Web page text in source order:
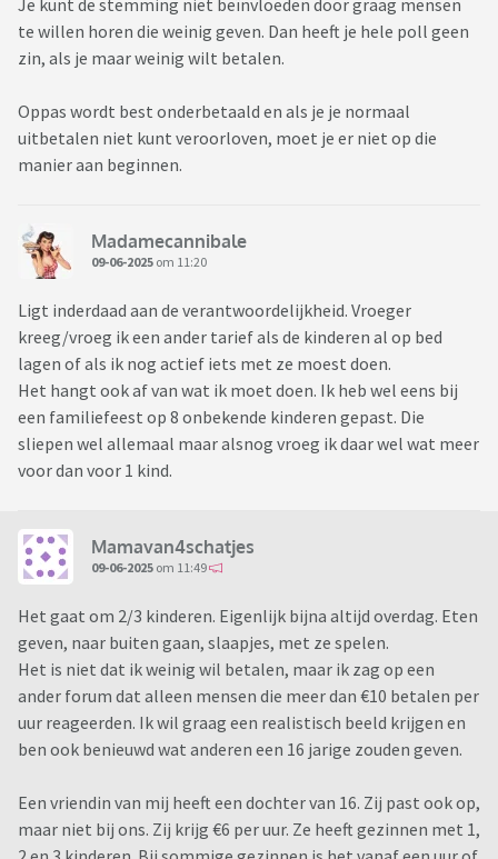
Je kunt de stemming niet beïnvloeden door graag mensen
te willen horen die weinig geven. Dan heeft je hele poll geen
zin, als je maar weinig wilt betalen.
Oppas wordt best onderbetaald en als je je normaal
uitbetalen niet kunt veroorloven, moet je er niet op die
manier aan beginnen.
Madamecannibale
09-06-2025 om 11:20
Ligt inderdaad aan de verantwoordelijkheid. Vroeger
kreeg/vroeg ik een ander tarief als de kinderen al op bed
lagen of als ik nog actief iets met ze moest doen.
Het hangt ook af van wat ik moet doen. Ik heb wel eens bij
een familiefeest op 8 onbekende kinderen gepast. Die
sliepen wel allemaal maar alsnog vroeg ik daar wel wat meer
voor dan voor 1 kind.
Mamavan4schatjes
09-06-2025 om 11:49
Het gaat om 2/3 kinderen. Eigenlijk bijna altijd overdag. Eten
geven, naar buiten gaan, slaapjes, met ze spelen.
Het is niet dat ik weinig wil betalen, maar ik zag op een
ander forum dat alleen mensen die meer dan €10 betalen per
uur reageerden. Ik wil graag een realistisch beeld krijgen en
ben ook benieuwd wat anderen een 16 jarige zouden geven.
Een vriendin van mij heeft een dochter van 16. Zij past ook op,
maar niet bij ons. Zij krijg €6 per uur. Ze heeft gezinnen met 1,